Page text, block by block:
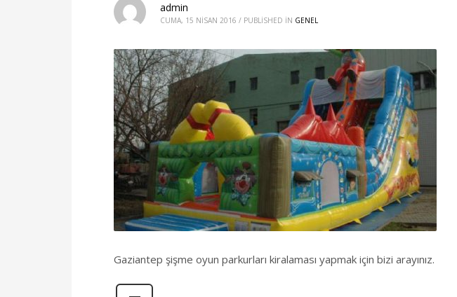
admin
CUMA, 15 NISAN 2016 / PUBLISHED IN GENEL
Gaziantep şişme oyun parkurları kiralaması yapmak için bizi arayınız.